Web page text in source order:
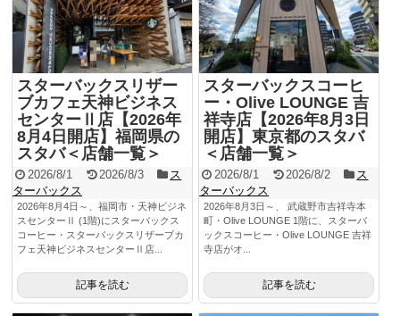
スターバックスリザー
ブカフェ天神ビジネス
センターⅡ店【2026年
8月4日開店】福岡県の
スタバ＜店舗一覧＞
2026/8/1 2026/8/3
ス
ターバックス
2026年8月4日～、福岡市・天神ビジネ
スセンターⅡ (1階)にスターバックス
コーヒー・スターバックスリザーブカ
フェ天神ビジネスセンターⅡ店...
記事を読む
スターバックスコーヒ
ー・Olive LOUNGE 吉
祥寺店【2026年8月3日
開店】東京都のスタバ
＜店舗一覧＞
2026/8/1 2026/8/2
ス
ターバックス
2026年8月3日～、 武蔵野市吉祥寺本
町・Olive LOUNGE 1階に、スターバ
ックスコーヒー・Olive LOUNGE 吉祥
寺店がオ...
記事を読む